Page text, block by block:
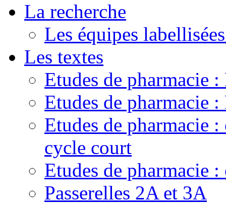
La recherche
Les équipes
Les textes
Etudes de pharmacie :
Etudes de pharmacie
Etudes de pharmacie
cycle court
Etudes de pharmacie
Passerelles 2A et 3A